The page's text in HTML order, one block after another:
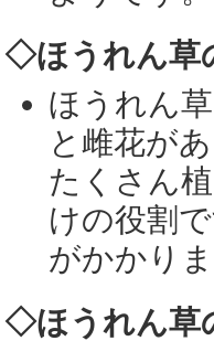
◇ほうれん草
ほうれん
と雌花が
たくさん
けの役割
がかかり
◇ほうれん草